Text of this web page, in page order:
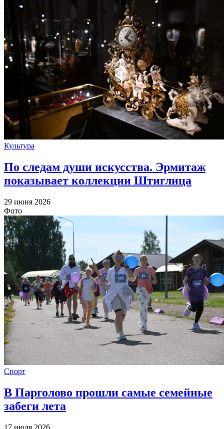
Культура
По следам души искусства. Эрмитаж
показывает коллекции Штиглица
29 июня 2026
Фото
Спорт
В Парголово прошли самые семейные
забеги лета
17 июля 2026